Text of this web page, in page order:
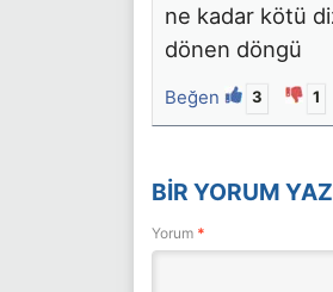
ne kadar kötü
dönen döngü
Beğen 3 1
BIR YORUM
Yorum *